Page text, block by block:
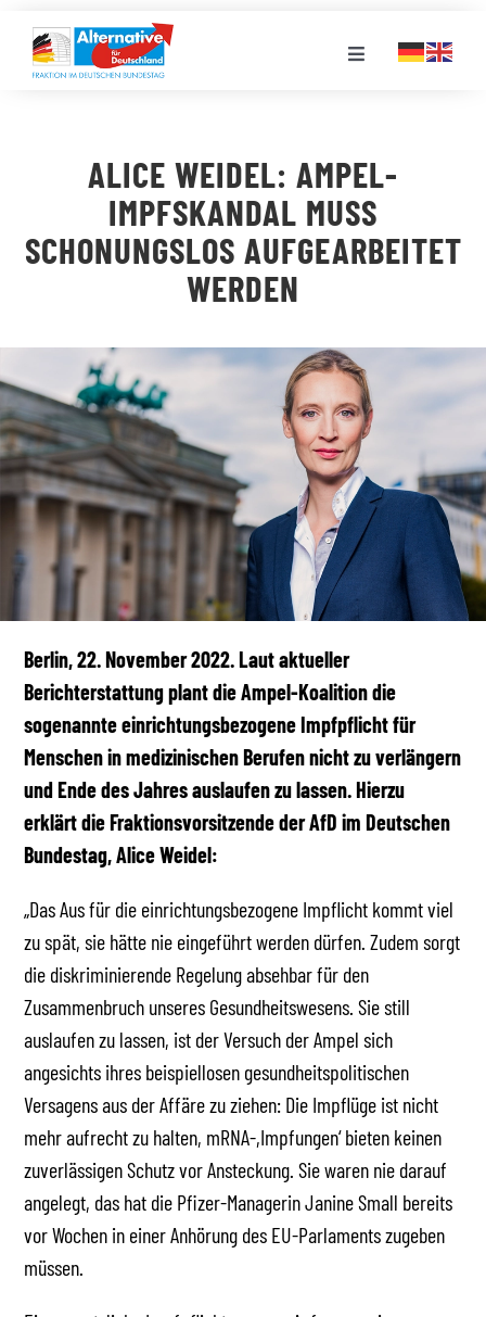
Inhalt
springen
Toggle
LANDESGRUPPEN
VERANSTALTUNGEN
STELLENPORTAL
MEDIATHEK
ALICE WEIDEL: AMPEL-
IMPFSKANDAL MUSS
SCHONUNGSLOS AUFGEARBEITET
WERDEN
Berlin, 22. November 2022. Laut aktueller
Berichterstattung plant die Ampel-Koalition die
sogenannte einrichtungsbezogene Impfpflicht für
Menschen in medizinischen Berufen nicht zu verlängern
und Ende des Jahres auslaufen zu lassen. Hierzu
erklärt die Fraktionsvorsitzende der AfD im Deutschen
Bundestag, Alice Weidel:
„Das Aus für die einrichtungsbezogene Impflicht kommt viel
zu spät, sie hätte nie eingeführt werden dürfen. Zudem sorgt
die diskriminierende Regelung absehbar für den
Zusammenbruch unseres Gesundheitswesens. Sie still
auslaufen zu lassen, ist der Versuch der Ampel sich
angesichts ihres beispiellosen gesundheitspolitischen
Versagens aus der Affäre zu ziehen: Die Impflüge ist nicht
mehr aufrecht zu halten, mRNA-,Impfungen‘ bieten keinen
zuverlässigen Schutz vor Ansteckung. Sie waren nie darauf
angelegt, das hat die Pfizer-Managerin Janine Small bereits
vor Wochen in einer Anhörung des EU-Parlaments zugeben
müssen.